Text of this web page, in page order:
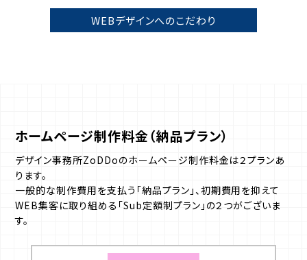
WEBデザインへのこだわり
ホームページ制作料金（納品プラン）
デザイン事務所ZoDDoのホームページ制作料金は２プランあ
ります。
一般的な制作費用を支払う「納品プラン」、初期費用を抑えて
WEB集客に取り組める「Sub定額制プラン」の２つがございま
す。